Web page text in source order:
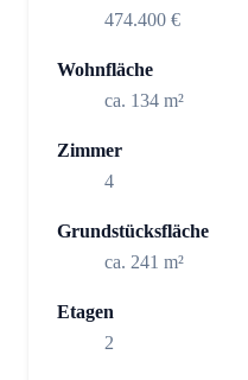
474.400 €
Wohnfläche
ca. 134 m²
Zimmer
4
Grundstücksfläche
ca. 241 m²
Etagen
2